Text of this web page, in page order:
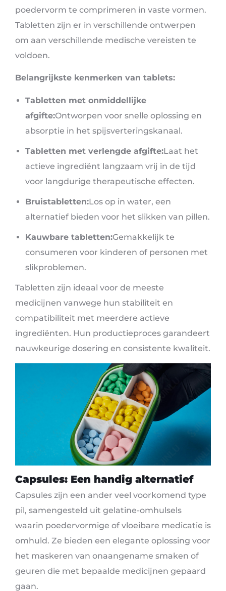
poedervorm te comprimeren in vaste vormen.
Tabletten zijn er in verschillende ontwerpen
om aan verschillende medische vereisten te
voldoen.
Belangrijkste kenmerken van tablets:
Tabletten met onmiddellijke
afgifte:Ontworpen voor snelle oplossing en
absorptie in het spijsverteringskanaal.
Tabletten met verlengde afgifte:Laat het
actieve ingrediënt langzaam vrij in de tijd
voor langdurige therapeutische effecten.
Bruistabletten:Los op in water, een
alternatief bieden voor het slikken van pillen.
Kauwbare tabletten:Gemakkelijk te
consumeren voor kinderen of personen met
slikproblemen.
Tabletten zijn ideaal voor de meeste
medicijnen vanwege hun stabiliteit en
compatibiliteit met meerdere actieve
ingrediënten. Hun productieproces garandeert
nauwkeurige dosering en consistente kwaliteit.
Capsules: Een handig alternatief
Capsules zijn een ander veel voorkomend type
pil, samengesteld uit gelatine-omhulsels
waarin poedervormige of vloeibare medicatie is
omhuld. Ze bieden een elegante oplossing voor
het maskeren van onaangename smaken of
geuren die met bepaalde medicijnen gepaard
gaan.